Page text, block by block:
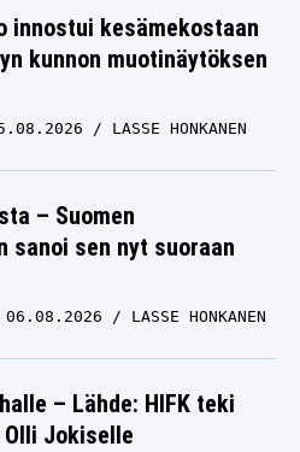
innostui kesämekostaan
kunnon muotinäytöksen
LASSE HONKANEN
– Suomen
sanoi sen nyt suoraan
06.08.2026 LASSE HONKANEN
– Lähde: HIFK teki
Jokiselle